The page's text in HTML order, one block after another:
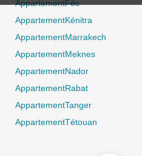
AppartementFès
AppartementKénitra
AppartementMarrakech
AppartementMeknes
AppartementNador
AppartementRabat
AppartementTanger
AppartementTétouan